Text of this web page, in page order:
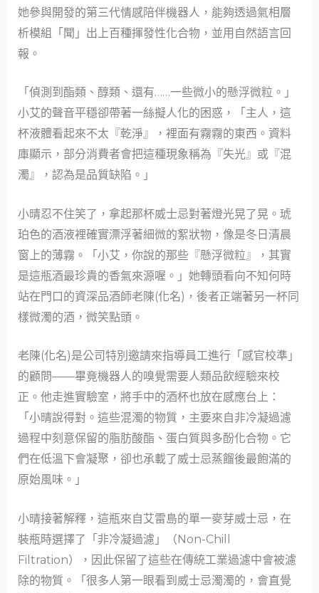
她參與開發的第三代情感陪伴機器人，能夠透過氣相層
析模組「聞」出上百種揮發性化合物，並用自然語言回
報。
「偵測到酯類、醇類、還有……一些微小的懸浮微粒。」
小艾的聲音平穩卻帶著一絲擬人化的困惑，「主人，這
杯液體看起來不太『乾淨』，裡面有霧霧的東西。資料
庫顯示，部分消費者會把這種現象稱為『失光』或『混
濁』，認為是品質缺陷。」
小晴忍不住笑了，拿起那杯威士忌對著燈光晃了晃。琥
珀色的酒液裡確實漂浮著細微的絮狀物，像是冬日清晨
窗上的薄霧。「小艾，你說的那些『懸浮微粒』，其實
是這瓶酒最珍貴的香氣來源喔。」她轉頭看向不知何時
站在門口的資深品酒師老陳(化名)，後者正端著另一杯同
樣微濁的酒，微笑點頭。
老陳(化名)是公司特別邀請來指導員工進行「感官校準」
的顧問——畢竟機器人的嗅覺需要人類品飲經驗來校
正。他走進實驗室，將手中的酒杯也放在感應台上：
「小晴說得對。這些混濁的物質，主要來自非冷凝過濾
過程中刻意保留的脂肪酸酯、蛋白質與多酚化合物。它
們在低溫下會凝聚，卻也承載了威士忌蒸餾後最飽滿的
原始風味。」
小晴接著解釋，這瓶來自艾雷島的單一麥芽威士忌，在
裝瓶時選擇了「非冷凝過濾」（Non-Chill
Filtration），因此保留了這些在傳統工業過濾中會被濾
除的物質。「很多人第一眼看到威士忌濁濁的，會直覺